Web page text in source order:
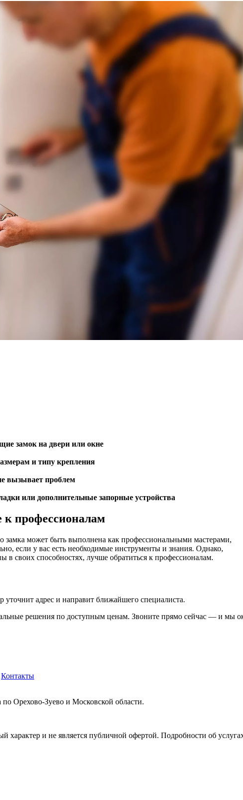
замок на двери или окне
и типу крепления
вызывает проблем
или дополнительные запорные устройства
профессионалам
замка может быть выполнена как профессиональными мастерами,
если у вас есть необходимые инструменты и знания. Однако,
в своих способностях, лучше обратиться к профессионалам.
уточнит адрес и направит ближайшего специалиста.
решения по доступным ценам. Звоните прямо сейчас — и мы
Контакты
Орехово-Зуево и Московской области.
и не является публичной офертой. Подробности об